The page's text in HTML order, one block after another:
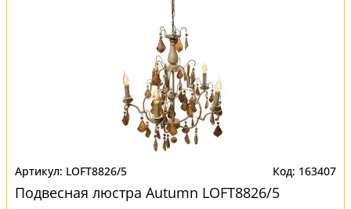
LOFT8826/5 163407
Подвесная люстра Autumn LOFT8826/5